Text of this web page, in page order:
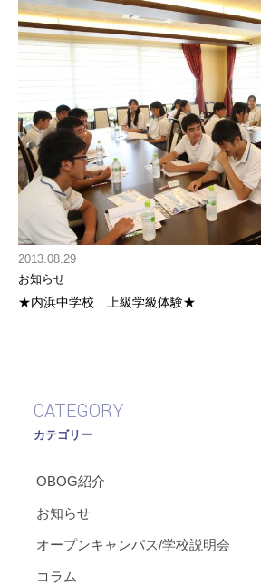
2013.08.29
お知らせ
★内浜中学校 上級学級体験★
CATEGORY
カテゴリー
OBOG紹介
お知らせ
オープンキャンパス/学校説明会
コラム